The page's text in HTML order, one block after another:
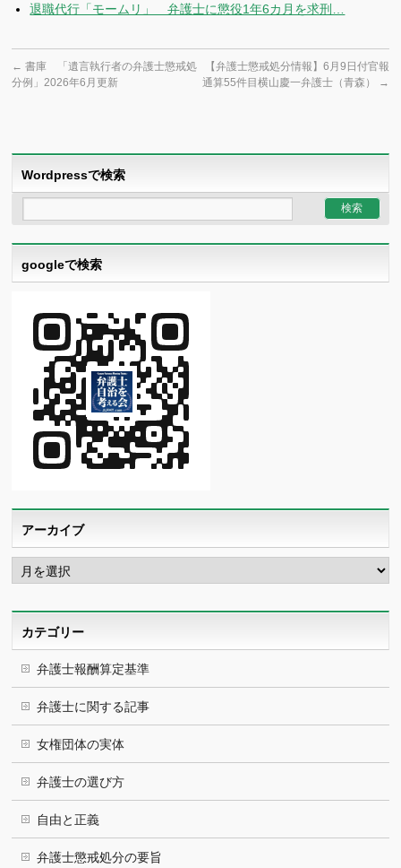
退職代行「モームリ」 弁護士に懲役1年6カ月を求刑…
← 書庫 「遺言執行者の弁護士懲戒処
分例」2026年6月更新
【弁護士懲戒処分情報】6月9日付官報
通算55件目横山慶一弁護士（青森）
→
Wordpressで検索
googleで検索
アーカイブ
ア
ー
カ
カテゴリー
弁護士報酬算定基準
弁護士に関する記事
女権団体の実体
弁護士の選び方
自由と正義
弁護士懲戒処分の要旨